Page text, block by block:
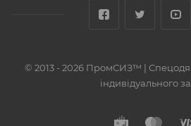
© 2013 - 2026 ПромСИЗ™ |
індивідуального